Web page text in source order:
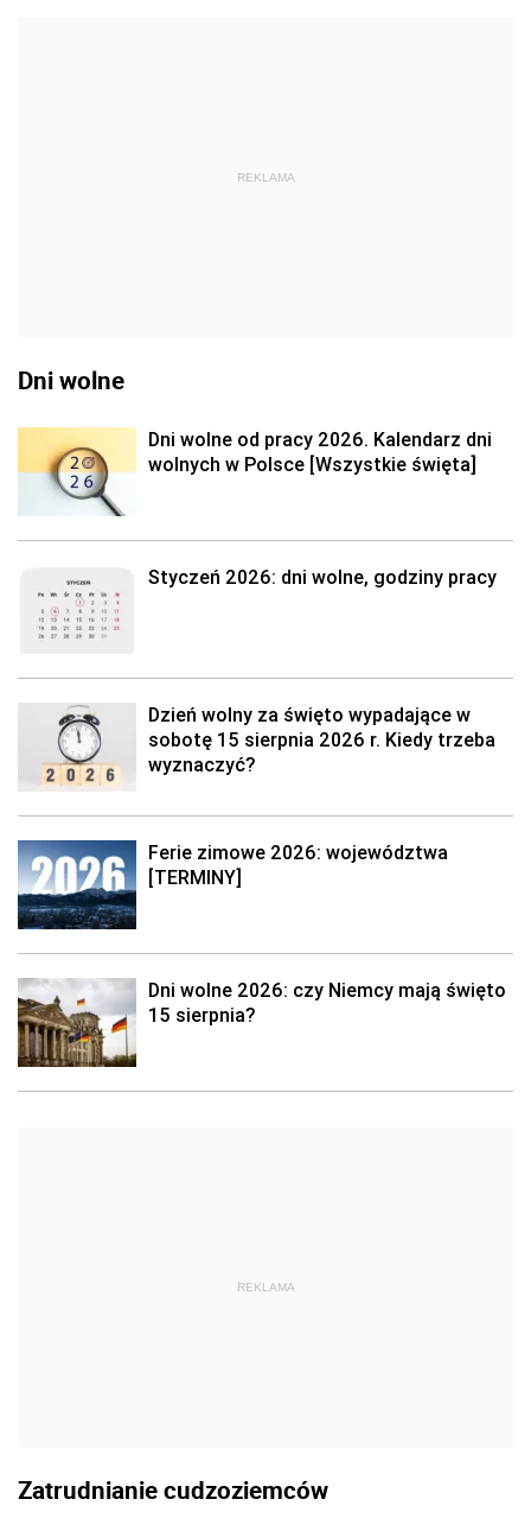
REKLAMA
Dni wolne
Dni wolne od pracy 2026. Kalendarz dni
wolnych w Polsce [Wszystkie święta]
Styczeń 2026: dni wolne, godziny pracy
Dzień wolny za święto wypadające w
sobotę 15 sierpnia 2026 r. Kiedy trzeba
wyznaczyć?
Ferie zimowe 2026: województwa
[TERMINY]
Dni wolne 2026: czy Niemcy mają święto
15 sierpnia?
REKLAMA
Zatrudnianie cudzoziemców